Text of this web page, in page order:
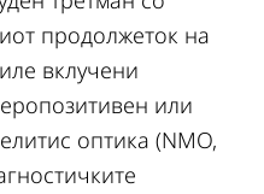
продолжеток на
вклучени
или
оптика (NMO,